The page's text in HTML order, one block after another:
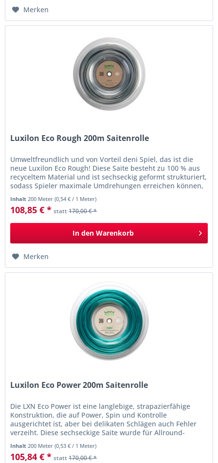
Merken
Luxilon Eco Rough 200m Saitenrolle
Umweltfreundlich und von Vorteil deni Spiel, das ist die
neue Luxilon Eco Rough! Diese Saite besteht zu 100 % aus
recyceltem Material und ist sechseckig geformt strukturiert,
sodass Spieler maximale Umdrehungen erreichen können,
Inhalt 200 Meter(0,54 € / 1 Meter)
108,85 € * statt170,00 € *
In den Warenkorb
Merken
Luxilon Eco Power 200m Saitenrolle
Die LXN Eco Power ist eine langlebige, strapazierfähige
Konstruktion, die auf Power, Spin und Kontrolle
ausgerichtet ist, aber bei delikaten Schlägen auch Fehler
verzeiht. Diese sechseckige Saite wurde für Allround-
Inhalt 200 Meter(0,53 € / 1 Meter)
105,84 € * statt170,00 € *